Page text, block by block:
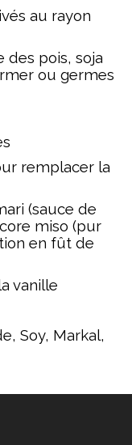
au rayon
des pois, soja
ou germes
remplacer la
(sauce de
miso (pur
en fût de
vanille
Soy, Markal,